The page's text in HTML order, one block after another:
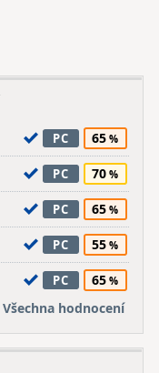
PC 65
PC 70
PC 65
PC 55
PC
65
Všechna hodnocení